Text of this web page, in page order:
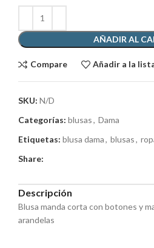
AÑADIR AL
Compare Añadir a la
SKU: N/D
Categorías: blusas, Dama
Etiquetas: blusa dama, blusas,
Share:
Descripción
Blusa manda corta con botones y
arandelas